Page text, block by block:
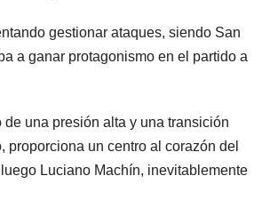
gestionar ataques, siendo San
a ganar protagonismo en el partido a
una presión alta y una transición
un centro al corazón del
Luciano Machín, inevitablemente